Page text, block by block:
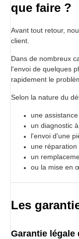
que faire ?
Avant tout retour,
client.
Dans de nombreux
l'envoi de quelques
rapidement le
Selon la nature du
une
un diagnostic
l'envoi d'une
une réparation
un
ou la mise en
Les
Garantie